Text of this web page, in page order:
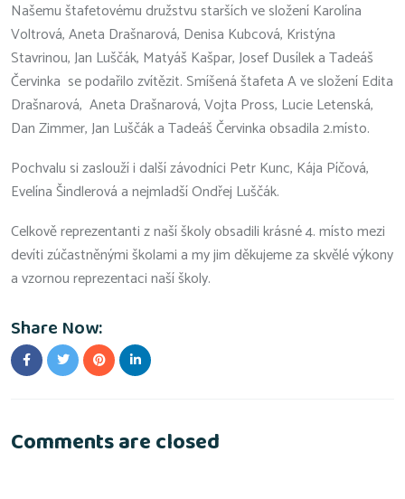
Našemu štafetovému družstvu starších ve složení Karolína
Voltrová, Aneta Drašnarová, Denisa Kubcová, Kristýna
Stavrinou, Jan Luščák, Matyáš Kašpar, Josef Dusílek a Tadeáš
Červinka se podařilo zvítězit. Smíšená štafeta A ve složení Edita
Drašnarová, Aneta Drašnarová, Vojta Pross, Lucie Letenská,
Dan Zimmer, Jan Luščák a Tadeáš Červinka obsadila 2.místo.
Pochvalu si zaslouží i další závodníci Petr Kunc, Kája Píčová,
Evelína Šindlerová a nejmladší Ondřej Luščák.
Celkově reprezentanti z naší školy obsadili krásné 4. místo mezi
devíti zúčastněnými školami a my jim děkujeme za skvělé výkony
a vzornou reprezentaci naší školy.
Share Now:
Comments are closed